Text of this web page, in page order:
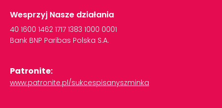
Wesprzyj Nasze działania
40 1600 1462 1717 1383 1000 0001
Bank BNP Paribas Polska S.A.
Patronite:
www.patronite.pl/sukcespisanyszminka